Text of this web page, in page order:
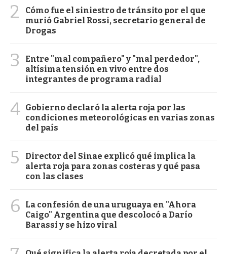
2
Cómo fue el siniestro de tránsito por el que
murió Gabriel Rossi, secretario general de
Drogas
3
Entre "mal compañero" y "mal perdedor",
altísima tensión en vivo entre dos
integrantes de programa radial
4 Gobierno declaró la alerta roja por las
condiciones meteorológicas en varias zonas
del país
5
Director del Sinae explicó qué implica la
alerta roja para zonas costeras y qué pasa
con las clases
6
La confesión de una uruguaya en "Ahora
Caigo" Argentina que descolocó a Darío
Barassi y se hizo viral